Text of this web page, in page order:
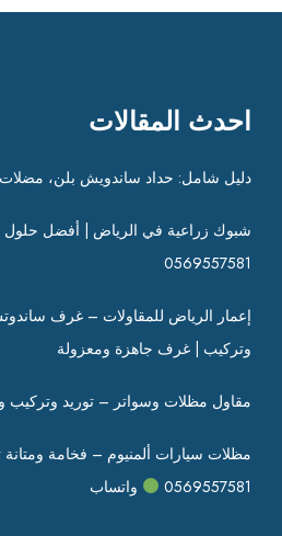
احدث المقالات
دليل شامل: حداد ساندويش بلن، مضلات وسواتر
شبوك زراعية في الرياض | أفضل حلول
0569557581
إعمار الرياض للمقاولات – غرف
وتركيب | غرف جاهزة ومعزولة
مقاول مظلات وسواتر – توريد وتركيب
مظلات سيارات ألمنيوم – فخامة
0569557581
واتساب